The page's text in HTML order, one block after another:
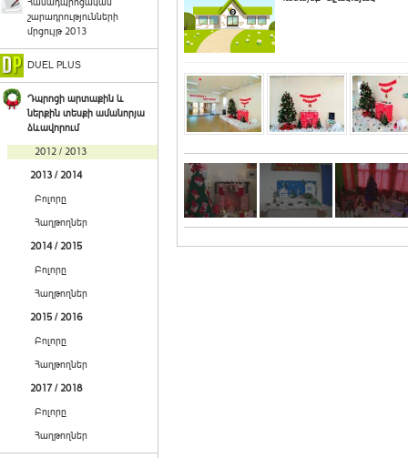
Համադպրոցական
շարադրությունների
մրցույթ 2013
DUEL PLUS
Դպրոցի արտաքին և
ներքին տեսքի ամանորյա
ձևավորում
2012 / 2013
2013 / 2014
Բոլորը
Հաղթողներ
2014 / 2015
Բոլորը
Հաղթողներ
2015 / 2016
Բոլորը
Հաղթողներ
2017 / 2018
Բոլորը
Հաղթողներ